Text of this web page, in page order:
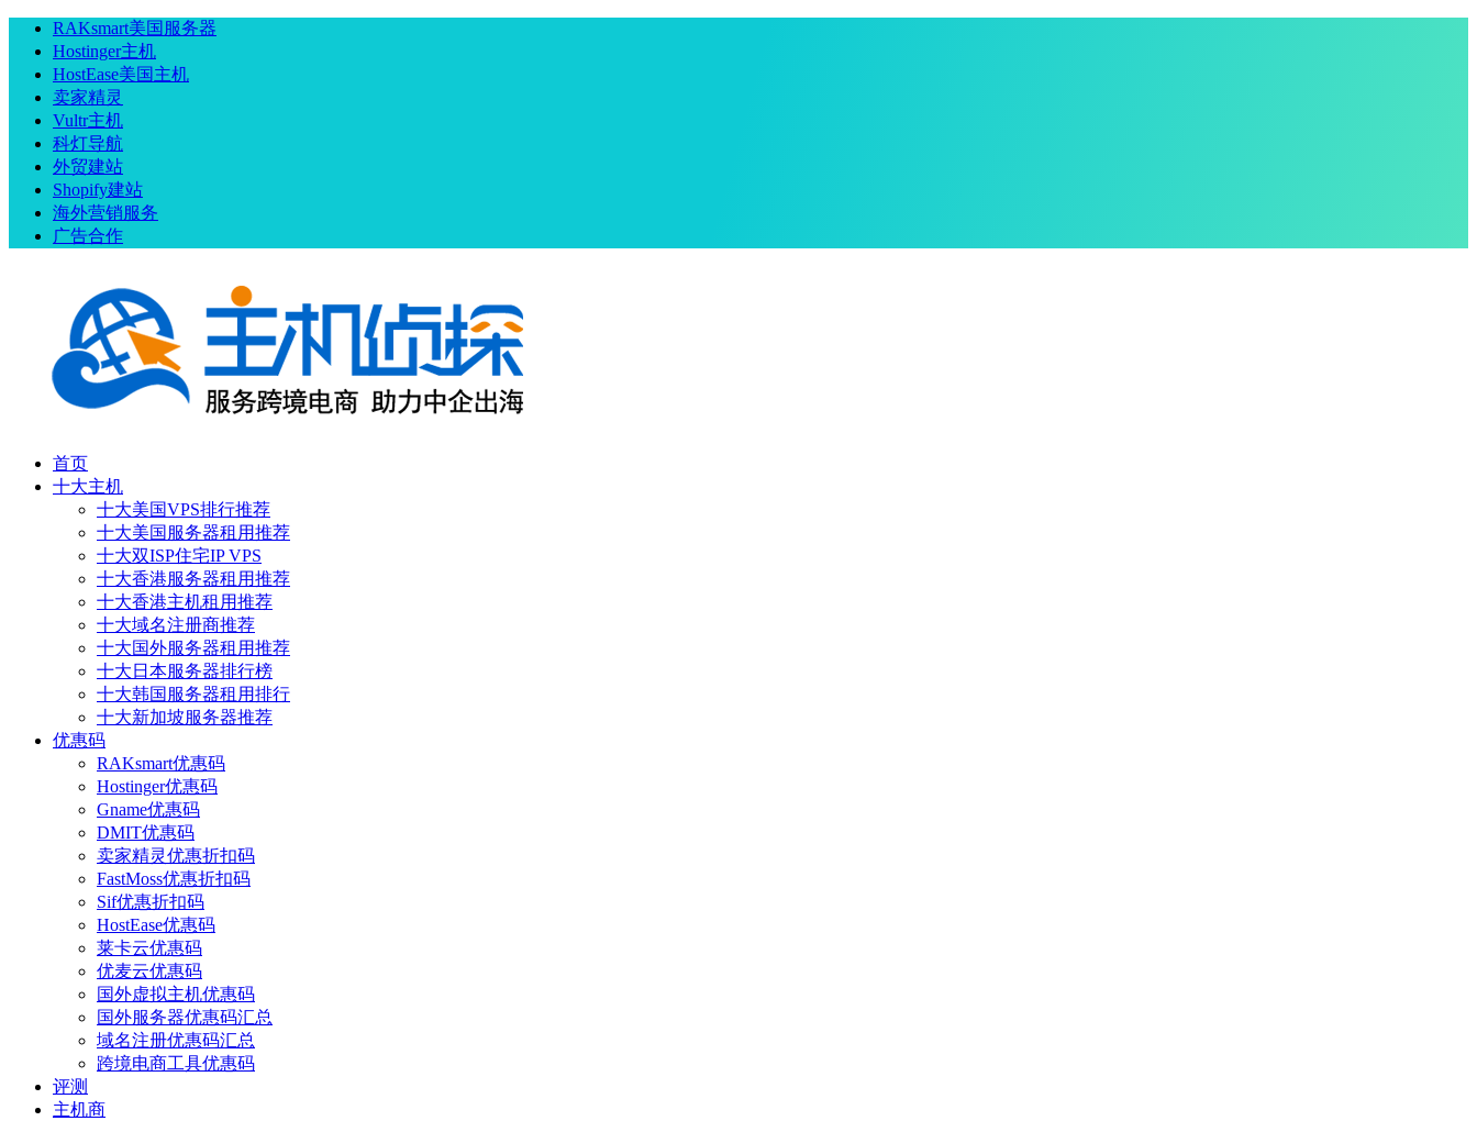
RAKsmart美国服务器
Hostinger主机
HostEase美国主机
卖家精灵
Vultr主机
科灯导航
外贸建站
Shopify建站
海外营销服务
广告合作
首页
十大主机
十大美国VPS排行推荐
十大美国服务器租用推荐
十大双ISP住宅IP VPS
十大香港服务器租用推荐
十大香港主机租用推荐
十大域名注册商推荐
十大国外服务器租用推荐
十大日本服务器排行榜
十大韩国服务器租用排行
十大新加坡服务器推荐
优惠码
RAKsmart优惠码
Hostinger优惠码
Gname优惠码
DMIT优惠码
卖家精灵优惠折扣码
FastMoss优惠折扣码
Sif优惠折扣码
HostEase优惠码
莱卡云优惠码
优麦云优惠码
国外虚拟主机优惠码
国外服务器优惠码汇总
域名注册优惠码汇总
跨境电商工具优惠码
评测
主机商